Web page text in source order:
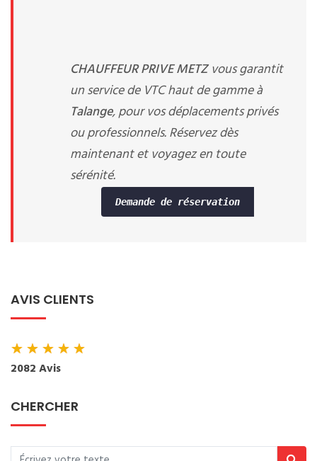
CHAUFFEUR PRIVE METZvous garantit
un service de VTC haut de gamme à
Talange, pour vos déplacements privés
ou professionnels. Réservez dès
maintenant et voyagez en toute
sérénité.
Demande de réservation
AVIS CLIENTS
★★★★★
2082 Avis
CHERCHER